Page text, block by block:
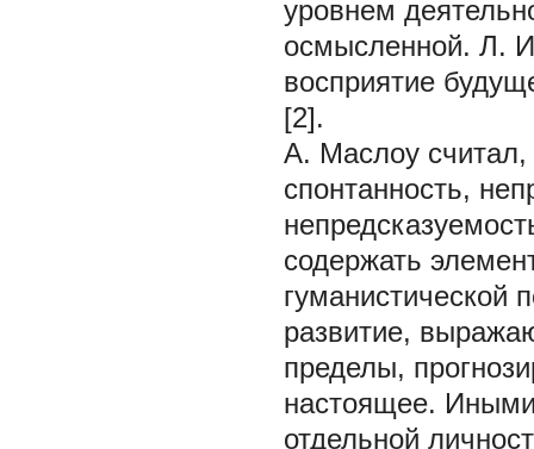
уровнем
осмысленной. Л.
восприятие
[2].
А. Маслоу
спонтанность,
содержать
гуманистической
развитие,
пределы,
настоящее.
отдельной